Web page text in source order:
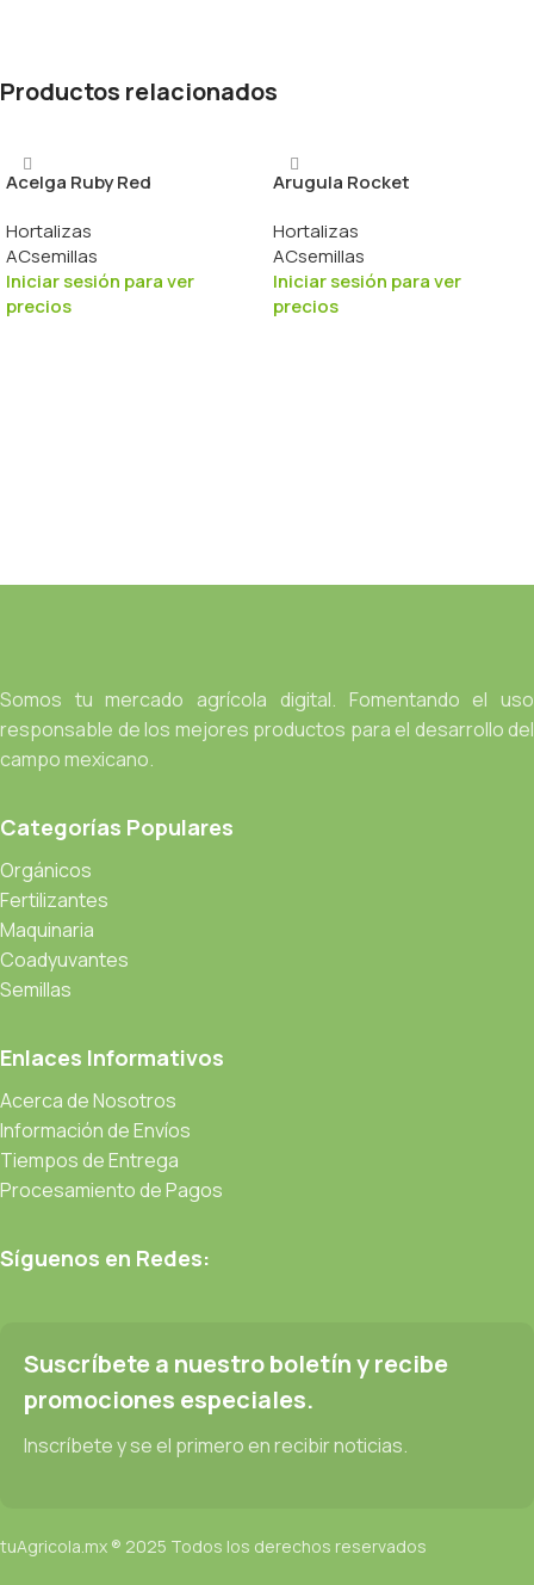
Productos relacionados
Acelga Ruby Red
Hortalizas
ACsemillas
Iniciar sesión para ver
precios
Arugula Rocket
Hortalizas
ACsemillas
Iniciar sesión para ver
precios
Somos tu mercado agrícola digital. Fomentando el uso
responsable de los mejores productos para el desarrollo del
campo mexicano.
Categorías Populares
Orgánicos
Fertilizantes
Maquinaria
Coadyuvantes
Semillas
Enlaces Informativos
Acerca de Nosotros
Información de Envíos
Tiempos de Entrega
Procesamiento de Pagos
Síguenos en Redes:
Suscríbete a nuestro boletín y recibe
promociones especiales.
Inscríbete y se el primero en recibir noticias.
tuAgricola.mx ® 2025 Todos los derechos reservados